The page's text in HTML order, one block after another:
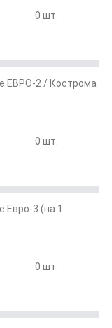
0 шт.
ЕВРО-2 / Кострома
0 шт.
Евро-3 (на 1
0 шт.